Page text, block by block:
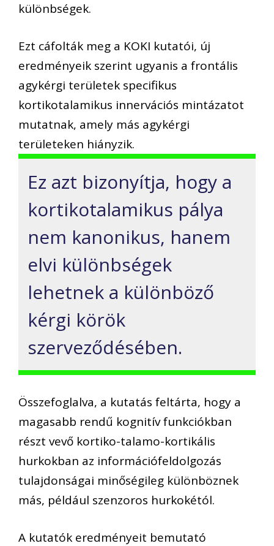
különbségek.
Ezt cáfolták meg a KOKI kutatói, új
eredményeik szerint ugyanis a frontális
agykérgi területek specifikus
kortikotalamikus innervációs mintázatot
mutatnak, amely más agykérgi
területeken hiányzik.
Ez azt bizonyítja, hogy a
kortikotalamikus pálya
nem kanonikus, hanem
elvi különbségek
lehetnek a különböző
kérgi körök
szerveződésében.
Összefoglalva, a kutatás feltárta, hogy a
magasabb rendű kognitív funkciókban
részt vevő kortiko-talamo-kortikális
hurkokban az információfeldolgozás
tulajdonságai minőségileg különböznek
más, például szenzoros hurkokétól.
A kutatók eredményeit bemutató